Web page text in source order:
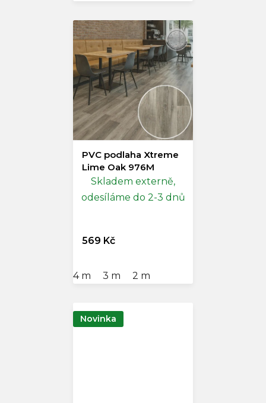
PVC podlaha Xtreme
Lime Oak 976M
Skladem externě,
odesíláme do 2-3 dnů
569 Kč
4 m 3 m 2 m
Novinka